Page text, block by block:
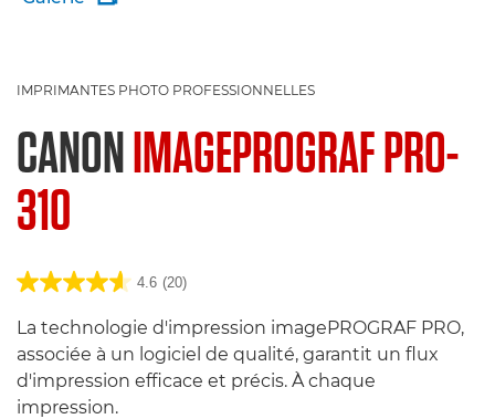
IMPRIMANTES PHOTO PROFESSIONNELLES
CANONIMAGEPROGRAF PRO-
310
4.6 (20)
La technologie d'impression imagePROGRAF PRO,
associée à un logiciel de qualité, garantit un flux
d'impression efficace et précis. À chaque
impression.